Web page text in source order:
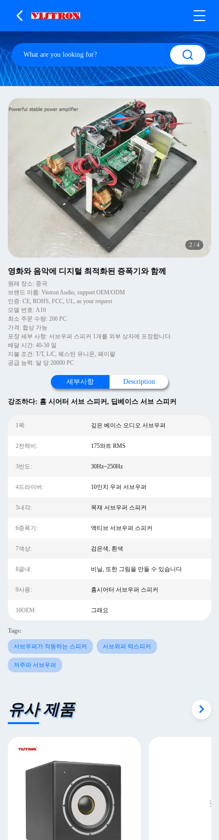
2 /4
영화와 음악에 디지털 최적화된 증폭기와 함께
원래 장소: 중국
브랜드 이름: Vistron Audio, support OEM/ODM
인증: CE, ROHS, FCC, UL, as your request
모델 번호: A10
최소 주문 수량: 200 PC
가격: 협상 가능
포장 세부 사항: 서브우퍼 스피커 1개를 외부 상자에 포장합니다.
배달 시간: 40-50 일
지불 조건: T/T, L/C, 웨스턴 유니온, 페이팔
공급 능력: 달 당 20000 PC
세부사항 Description
강조하다: 홈 시어터 서브 스피커 , 딥베이스 서브 스피커
1목: 깊은 베이스 오디오 서브우퍼
2전력비: 175와트 RMS
3빈도: 30Hz~250Hz
4드라이버: 10인치 우퍼 서브우퍼
5내각: 목재 서브우퍼 스피커
6증폭기: 액티브 서브우퍼 스피커
7색상: 검은색, 흰색
8끝내: 비닐, 또한 그림을 만들 수 있습니다
9사용: 홈시어터 서브우퍼 스피커
10OEM: 그래요
Tags:
서브우퍼가 작동하는 스피커 서브위퍼 럭스피커
저주파 서브우퍼
유사 제품